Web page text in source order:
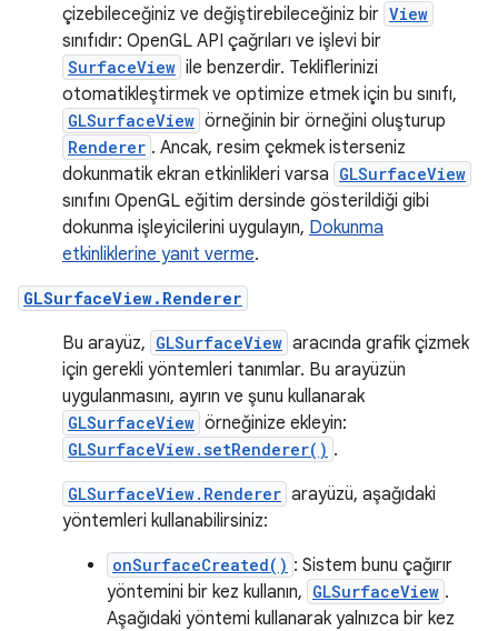
çizebileceğiniz ve değiştirebileceğiniz bir View
sınıfıdır: OpenGL API çağrıları ve işlevi bir
SurfaceView ile benzerdir. Tekliflerinizi
otomatikleştirmek ve optimize etmek için bu sınıfı,
GLSurfaceView örneğinin bir örneğini oluşturup
Renderer . Ancak, resim çekmek isterseniz
dokunmatik ekran etkinlikleri varsa GLSurfaceView
sınıfını OpenGL eğitim dersinde gösterildiği gibi
dokunma işleyicilerini uygulayın, Dokunma
etkinliklerine yanıt verme.
GLSurfaceView.Renderer
Bu arayüz, GLSurfaceView aracında grafik çizmek
için gerekli yöntemleri tanımlar. Bu arayüzün
uygulanmasını, ayırın ve şunu kullanarak
GLSurfaceView örneğinize ekleyin:
GLSurfaceView.setRenderer() .
GLSurfaceView.Renderer arayüzü, aşağıdaki
yöntemleri kullanabilirsiniz:
onSurfaceCreated() : Sistem bunu çağırır
yöntemini bir kez kullanın, GLSurfaceView .
Aşağıdaki yöntemi kullanarak yalnızca bir kez